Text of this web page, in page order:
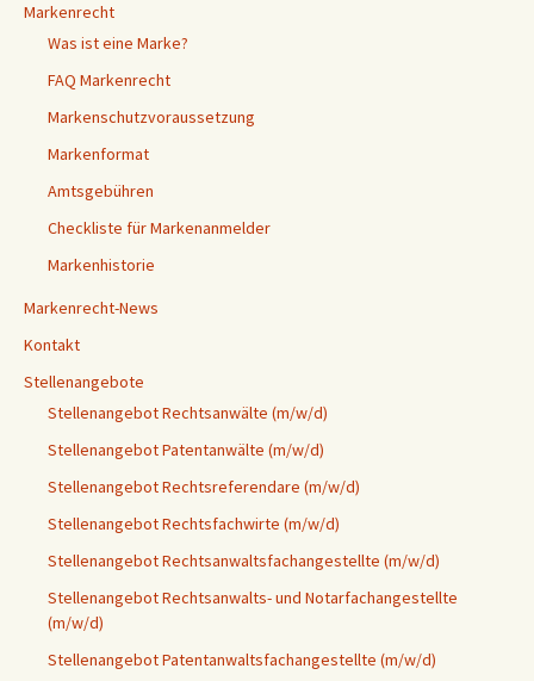
Markenrecht
Was ist eine Marke?
FAQ Markenrecht
Markenschutzvoraussetzung
Markenformat
Amtsgebühren
Checkliste für Markenanmelder
Markenhistorie
Markenrecht-News
Kontakt
Stellenangebote
Stellenangebot Rechtsanwälte (m/w/d)
Stellenangebot Patentanwälte (m/w/d)
Stellenangebot Rechtsreferendare (m/w/d)
Stellenangebot Rechtsfachwirte (m/w/d)
Stellenangebot Rechtsanwaltsfachangestellte (m/w/d)
Stellenangebot Rechtsanwalts- und Notarfachangestellte
(m/w/d)
Stellenangebot Patentanwaltsfachangestellte (m/w/d)